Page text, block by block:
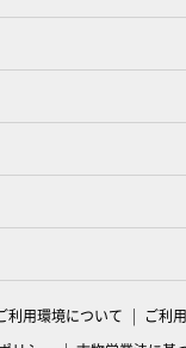
利用環境について
ご利